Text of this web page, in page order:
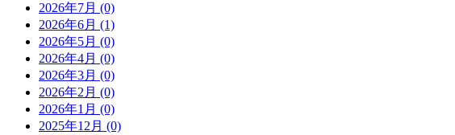
2026年7月 (0)
2026年6月 (1)
2026年5月 (0)
2026年4月 (0)
2026年3月 (0)
2026年2月 (0)
2026年1月 (0)
2025年12月 (0)